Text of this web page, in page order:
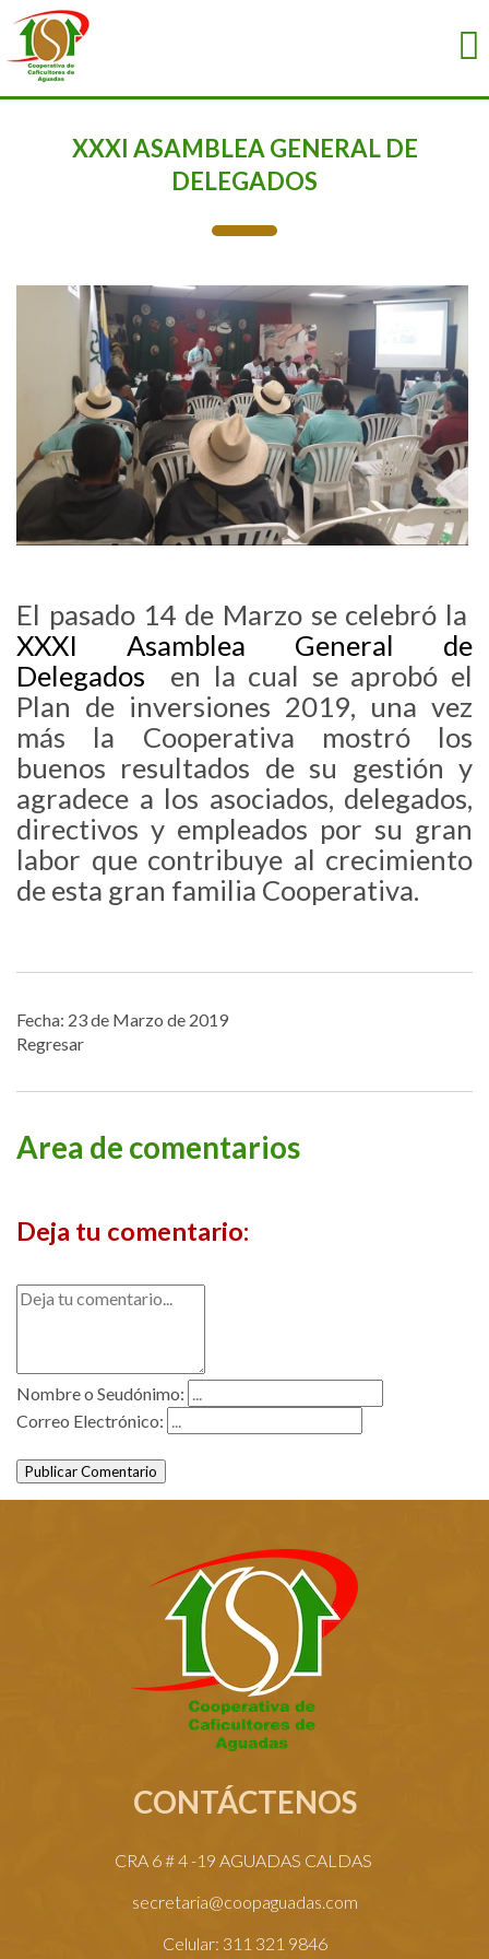
XXXI ASAMBLEA GENERAL DE
DELEGADOS
El pasado 14 de Marzo se celebró la
XXXI Asamblea General de
Delegados
en la cual se aprobó el
Plan de inversiones 2019, una vez
más la Cooperativa mostró los
buenos resultados de su gestión y
agradece a los asociados, delegados,
directivos y empleados por su gran
labor que contribuye al crecimiento
de esta gran familia Cooperativa.
Fecha: 23 de Marzo de 2019
Regresar
Area de comentarios
Deja tu comentario:
Nombre o Seudónimo:
Correo Electrónico:
Publicar Comentario
CONTÁCTENOS
CRA 6 # 4 -19 AGUADAS CALDAS
secretaria@coopaguadas.com
Celular: 311 321 9846